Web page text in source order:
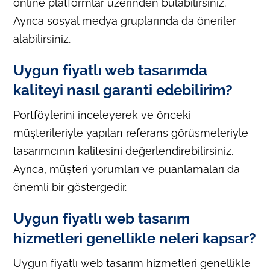
online platformlar üzerinden bulabilirsiniz.
Ayrıca sosyal medya gruplarında da öneriler
alabilirsiniz.
Uygun fiyatlı web tasarımda
kaliteyi nasıl garanti edebilirim?
Portföylerini inceleyerek ve önceki
müşterileriyle yapılan referans görüşmeleriyle
tasarımcının kalitesini değerlendirebilirsiniz.
Ayrıca, müşteri yorumları ve puanlamaları da
önemli bir göstergedir.
Uygun fiyatlı web tasarım
hizmetleri genellikle neleri kapsar?
Uygun fiyatlı web tasarım hizmetleri genellikle